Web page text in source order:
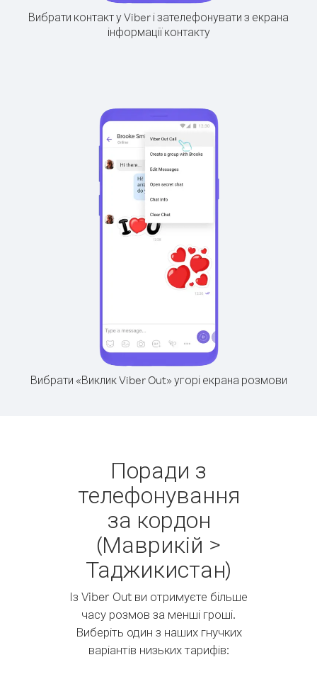
Вибрати контакт у Viber і зателефонувати з екрана
інформації контакту
Вибрати «Виклик Viber Out» угорі екрана розмови
Поради з
телефонування
за кордон
(Маврикій >
Таджикистан)
Із Viber Out ви отримуєте більше
часу розмов за менші гроші.
Виберіть один з наших гнучких
варіантів низьких тарифів: